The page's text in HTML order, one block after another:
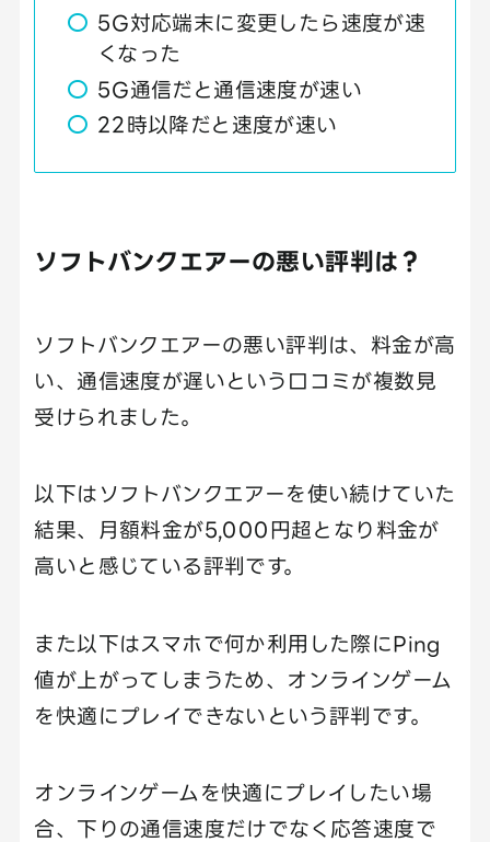
5G対応端末に変更したら速度が速
くなった
5G通信だと通信速度が速い
22時以降だと速度が速い
ソフトバンクエアーの悪い評判は？
ソフトバンクエアーの悪い評判は、料金が高
い、通信速度が遅いという口コミが複数見
受けられました。
以下はソフトバンクエアーを使い続けていた
結果、月額料金が5,000円超となり料金が
高いと感じている評判です。
また以下はスマホで何か利用した際にPing
値が上がってしまうため、オンラインゲーム
を快適にプレイできないという評判です。
オンラインゲームを快適にプレイしたい場
合、下りの通信速度だけでなく応答速度で